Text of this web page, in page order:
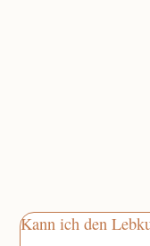
Kann ich den